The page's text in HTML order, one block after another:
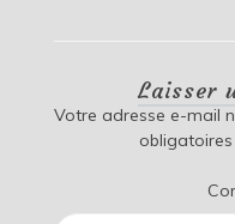
Laisser
Votre adresse e-mail